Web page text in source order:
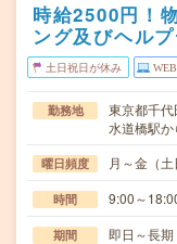
時給2500円！
ング及びヘル
土日祝日が休み
勤務地
東京都千代
水道橋駅
曜日頻度 月～金（土
時間 9:00～
期間 即日～長